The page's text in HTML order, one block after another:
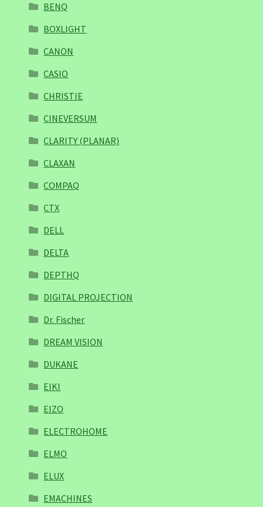
BENQ
BOXLIGHT
CANON
CASIO
CHRISTIE
CINEVERSUM
CLARITY (PLANAR)
CLAXAN
COMPAQ
CTX
DELL
DELTA
DEPTHQ
DIGITAL PROJECTION
Dr. Fischer
DREAM VISION
DUKANE
EIKI
EIZO
ELECTROHOME
ELMO
ELUX
EMACHINES